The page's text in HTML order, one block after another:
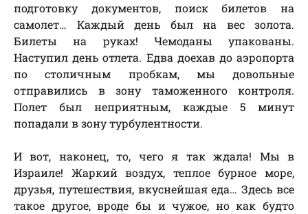
подготовку документов, поиск билетов на
самолет… Каждый день был на вес золота.
Билеты на руках! Чемоданы упакованы.
Наступил день отлета. Едва доехав до аэропорта
по столичным пробкам, мы довольные
отправились в зону таможенного контроля.
Полет был неприятным, каждые 5 минут
попадали в зону турбулентности.
И вот, наконец, то, чего я так ждала! Мы в
Израиле! Жаркий воздух, теплое бурное море,
друзья, путешествия, вкуснейшая еда… Здесь все
такое другое, вроде бы и чужое, но как будто